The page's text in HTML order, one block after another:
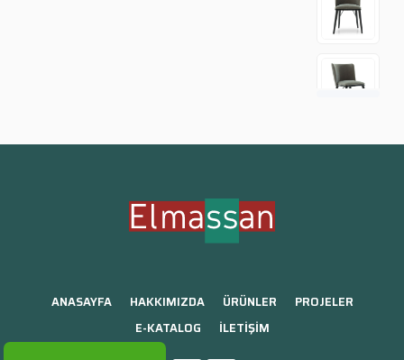
ANASAYFA HAKKIMIZDA ÜRÜNLER
PROJELER
E-KATALOG
İLETİŞİM